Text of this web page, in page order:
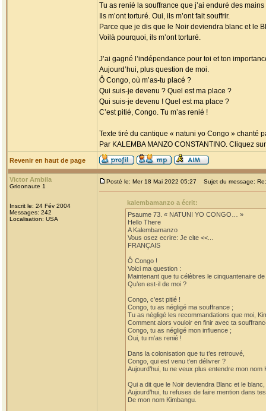
Tu as renié la souffrance que j’ai enduré des
Ils m’ont torturé. Oui, ils m’ont fait souffrir.
Parce que je dis que le Noir deviendra blanc et le
Voilà pourquoi, ils m’ont torturé.
J’ai gagné l’indépendance pour toi et ton
Aujourd’hui, plus question de moi.
Ô Congo, où m’as-tu placé ?
Qui suis-je devenu ? Quel est ma place ?
Qui suis-je devenu ! Quel est ma place ?
C’est pitié, Congo. Tu m’as renié !
Texte tiré du cantique « natuni yo Congo » chanté
Par KALEMBA MANZO CONSTANTINO. Cliquez
Revenir en haut de page
Victor Ambila
Grioonaute 1
Inscrit le: 24 Fév 2004
Messages: 242
Localisation: USA
Posté le: Mer 18 Mai 2022 05:27 Sujet du message:
kalembamanzo a écrit:
Psaume 73. « NATUNI YO CONGO… »
Hello There
A Kalembamanzo
Vous osez ecrire: Je cite <<...
FRANÇAIS
Ô Congo !
Voici ma question :
Maintenant que tu célèbres le cinquantenaire
Qu’en est-il de moi ?
Congo, c’est pitié !
Congo, tu as négligé ma souffrance ;
Tu as négligé les recommandations que moi,
Comment alors vouloir en finir avec ta
Congo, tu as négligé mon influence ;
Oui, tu m’as renié !
Dans la colonisation que tu t’es retrouvé,
Congo, qui est venu t’en délivrer ?
Aujourd’hui, tu ne veux plus entendre mon nom
Qui a dit que le Noir deviendra Blanc et le
Aujourd’hui, tu refuses de faire mention dans
De mon nom Kimbangu.